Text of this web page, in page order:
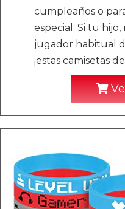
cumpleaños o
especial. Si tu
jugador habitual
¡estas camisetas